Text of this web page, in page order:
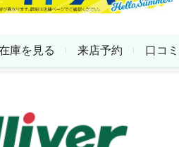
庫を見る 来店予約 口コミ
ッフ